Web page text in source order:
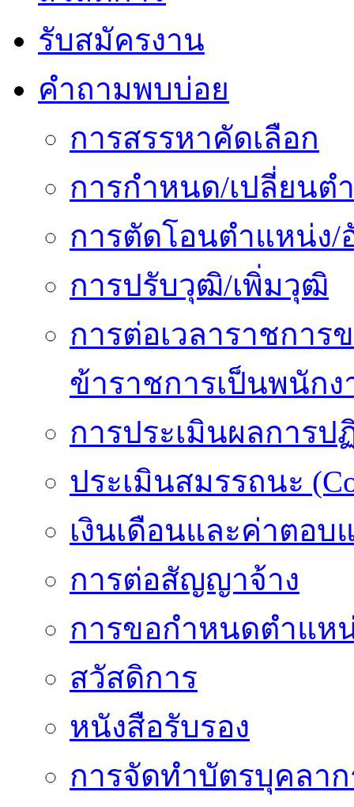
รับสมัครงาน
คำถามพบบ่อย
การสรรหาคัดเลือก
การกำหนด/เปลี่ยนต
การตัดโอนตำแหน่ง/
การปรับวุฒิ/เพิ่มวุฒิ
การต่อเวลาราชการ
ข้าราชการเป็นพนักง
การประเมินผลการป
ประเมินสมรรถนะ
เงินเดือนและค่าตอบ
การต่อสัญญาจ้าง
การขอกำหนดตำแห
สวัสดิการ
หนังสือรับรอง
การจัดทำบัตรบุคลา